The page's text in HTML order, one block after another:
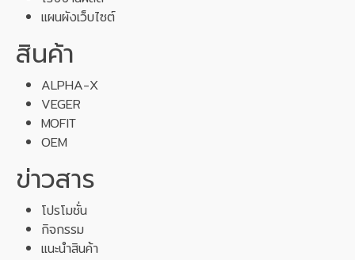
แผนผังเว็บไซต์
สินค้า
ALPHA-X
VEGER
MOFIT
OEM
ข่าวสาร
โปรโมชั่น
กิจกรรม
แนะนำสินค้า